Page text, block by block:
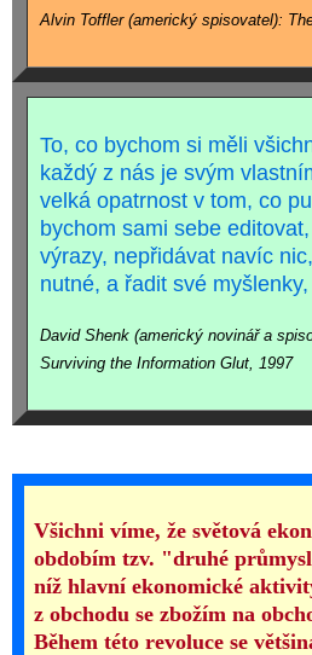
Alvin Toffler (americký spisovatel):
To, co bychom si měli
každý z nás je svým
velká opatrnost v tom, co
bychom sami sebe
výrazy, nepřidávat navíc
nutné, a řadit své
David Shenk (americký novinář a
Surviving the Information Glut, 1997
Všichni víme, že světová
obdobím tzv. "druhé
níž hlavní ekonomické
z obchodu se zbožím na
Během této revoluce se